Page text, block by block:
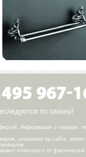
по закону!
Информация о товарах,
указанная на сайте,
отличаться от